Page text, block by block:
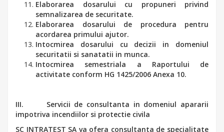
Elaborarea dosarului cu propuneri privind
semnalizarea de securitate.
Elaborarea dosarului de procedura pentru
acordarea primului ajutor.
Intocmirea dosarului cu decizii in domeniul
securitatii si sanatatii in munca.
Intocmirea semestriala a Raportului de
activitate conform HG 1425/2006 Anexa 10.
III.
Servicii de consultanta in domeniul apararii
impotriva incendiilor si protectie civila
SC INTRATEST SA va ofera consultanta de specialitate